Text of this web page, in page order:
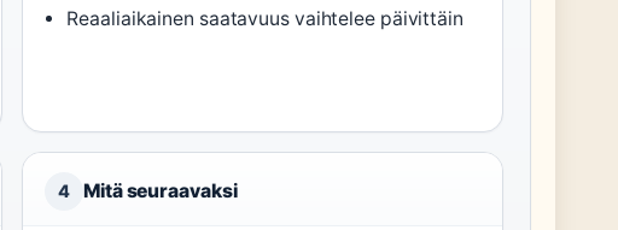
Reaaliaikainen saatavuus vaihtelee päivittäin
4 Mitä seuraavaksi